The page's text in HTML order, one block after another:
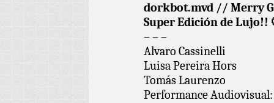
dorkbot.mvd // Merry
Super Edición de Lujo!!
– – –
Alvaro Cassinelli
Luisa Pereira Hors
Tomás Laurenzo
Performance